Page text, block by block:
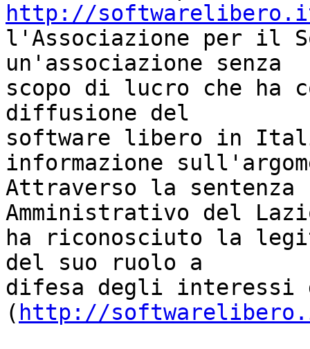
http://
l'Associazione per il
un'associazione senza
scopo di lucro che
diffusione del
software libero in
informazione
Attraverso la
Amministrativo del
ha riconosciuto la
del suo ruolo a
difesa degli interessi
( http://